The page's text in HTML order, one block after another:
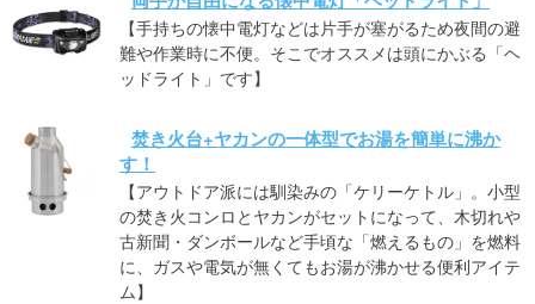
【手持ちの懐中電灯などは片手が塞がるため夜間の避
難や作業時に不便。そこでオススメは頭にかぶる「ヘ
ッドライト」です】
焚き火台+ヤカンの一体型でお湯を簡単に沸か
す！
【アウトドア派には馴染みの「ケリーケトル」。小型
の焚き火コンロとヤカンがセットになって、木切れや
古新聞・ダンボールなど手頃な「燃えるもの」を燃料
に、ガスや電気が無くてもお湯が沸かせる便利アイテ
ム】